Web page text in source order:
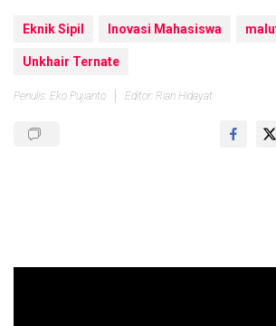
Eknik Sipil Inovasi Mahasiswa
Unkhair Ternate
Penulis: Eko Pujianto Editor: Rian Hidayat